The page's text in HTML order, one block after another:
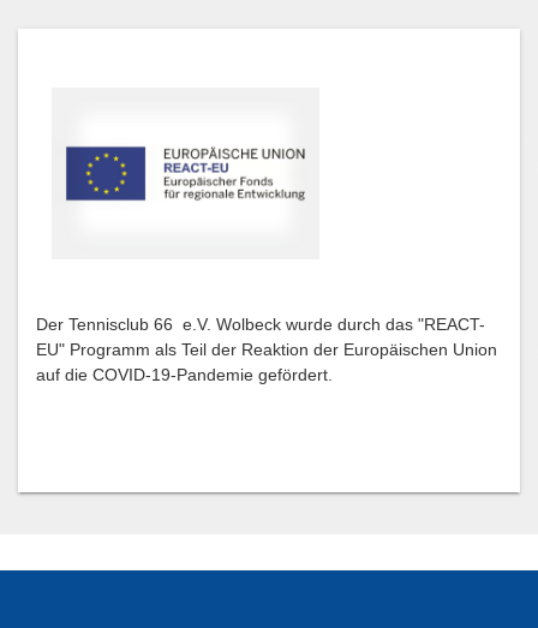
Der Tennisclub 66 e.V. Wolbeck wurde durch das "REACT-
EU" Programm als Teil der Reaktion der Europäischen Union
auf die COVID-19-Pandemie gefördert.